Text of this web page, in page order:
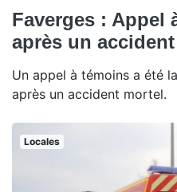
Faverges : Appel
après un
Un appel à témoins a été
après un accident mortel.
Locales